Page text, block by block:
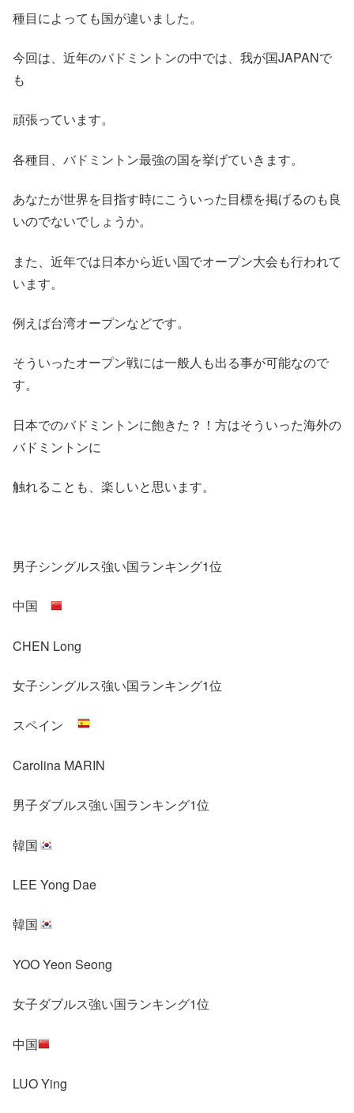
種目によっても国が違いました。
今回は、近年のバドミントンの中では、我が国JAPANで
も
頑張っています。
各種目、バドミントン最強の国を挙げていきます。
あなたが世界を目指す時にこういった目標を掲げるのも良
いのでないでしょうか。
また、近年では日本から近い国でオープン大会も行われて
います。
例えば台湾オープンなどです。
そういったオープン戦には一般人も出る事が可能なので
す。
日本でのバドミントンに飽きた？！方はそういった海外の
バドミントンに
触れることも、楽しいと思います。
男子シングルス強い国ランキング1位
中国
CHEN Long
女子シングルス強い国ランキング1位
スペイン
Carolina MARIN
男子ダブルス強い国ランキング1位
韓国
LEE Yong Dae
韓国
YOO Yeon Seong
女子ダブルス強い国ランキング1位
中国
LUO Ying